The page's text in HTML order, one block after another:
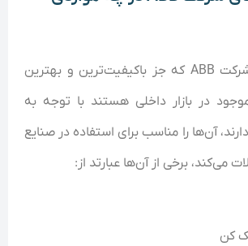
الکتروموتور‌های شرکت ABB که جز باکیفیت‌ترین و بهترین
در بازار داخلی هستند با توجه به
آن‌ها را مناسب برای استفاده در صنایع
می‌کند، برخی از ‌آن‌ها عبارتد از:
کن